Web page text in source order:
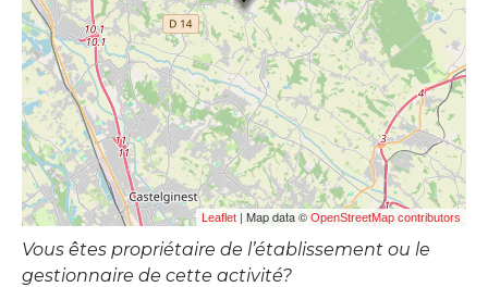
Leaflet | Map data © OpenStreetMap contributors
Vous êtes propriétaire de l’établissement ou le
gestionnaire de cette activité?